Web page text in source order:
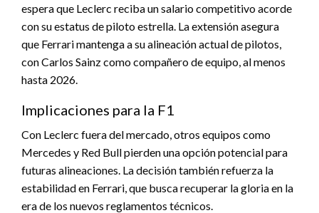
espera que Leclerc reciba un salario competitivo acorde
con su estatus de piloto estrella. La extensión asegura
que Ferrari mantenga a su alineación actual de pilotos,
con Carlos Sainz como compañero de equipo, al menos
hasta 2026.
Implicaciones para la F1
Con Leclerc fuera del mercado, otros equipos como
Mercedes y Red Bull pierden una opción potencial para
futuras alineaciones. La decisión también refuerza la
estabilidad en Ferrari, que busca recuperar la gloria en la
era de los nuevos reglamentos técnicos.